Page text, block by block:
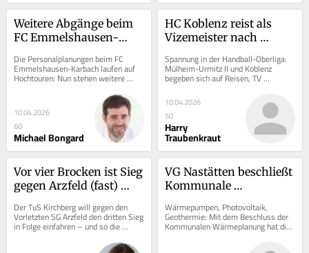
Weitere Abgänge beim
FC Emmelshausen-
Die Personalplanungen beim FC
Emmelshausen-Karbach laufen auf
Hochtouren: Nun stehen weitere
10.04.2026
60
Michael Bongard
HC Koblenz reist als
Vizemeister nach
Spannung in der Handball-Oberliga:
Mülheim-Urmitz II und Koblenz
begeben sich auf Reisen, TV
Vallendar II freut sich auf ein
Heimspiel.
10.04.2026
50
Harry
Traubenkraut
Vor vier Brocken ist Sieg
gegen Arzfeld (fast)
Der TuS Kirchberg will gegen den
Vorletzten SG Arzfeld den dritten Sieg
in Folge einfahren – und so die
Abstiegsplätze weiter hinter sich
VG Nastätten beschließt
Kommunale
Wärmepumpen, Photovoltaik,
Geothermie: Mit dem Beschluss der
Kommunalen Wärmeplanung hat die
Verbandsgemeinde (VG) Nastätten